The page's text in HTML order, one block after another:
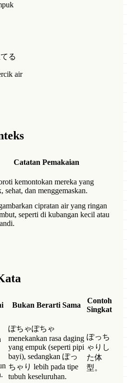
る
air
Catatan Pemakaian
kemontokan mereka yang
sehat, dan menggemaskan.
cipratan air yang ringan
seperti di kubangan kecil atau
Bukan Berarti Sama
Contoh
Singkat
ぽちゃぽちゃ
menekankan rasa daging
yang empuk (seperti pipi
bayi), sedangkan ぽっ
ちゃり lebih pada tipe
tubuh keseluruhan.
ぽっち
ゃりし
た体
型。